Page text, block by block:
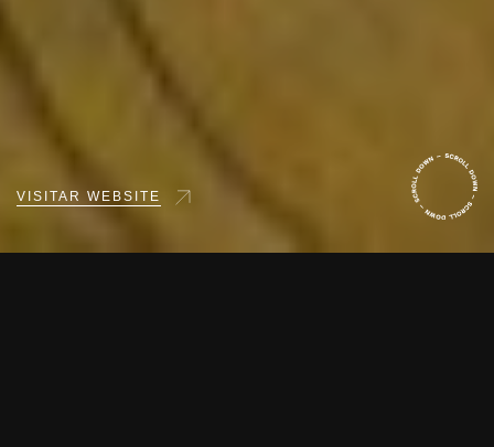
VISITAR WEBSITE